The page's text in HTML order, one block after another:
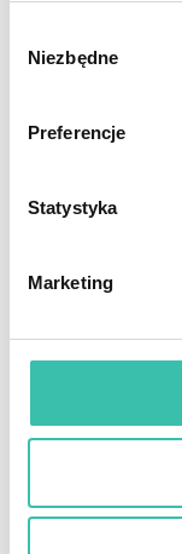
zgody
Niezbędne
Preferencje
Statystyka
Marketing